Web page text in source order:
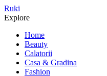
Meniu
Ruki
Cauta
Explore
Home
Beauty
Calatorii
Casa & Gradina
Fashion